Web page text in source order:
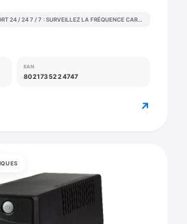
surveillance DE SANTÉ ET SPORT 24 / 24 7 / 7 : SURVEILLEZ LA FRÉQUENCE CARDIAQUE, LA VRC, LA SPO2, LA PRESSION ARTÉRIELLE ET LA TEMPÉRATURE CORPORELLE EN CONTINU.
EAN
8021735224747
↗